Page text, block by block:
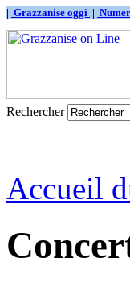
| Grazzanise oggi |
Rechercher
Accueil